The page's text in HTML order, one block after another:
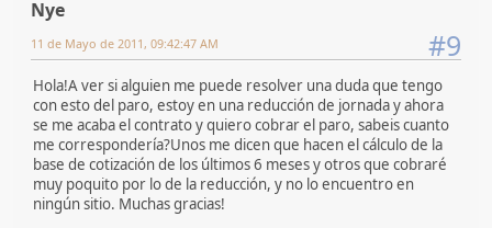
Nye
#9
11 de Mayo de 2011, 09:42:47 AM
Hola!A ver si alguien me puede resolver una duda que tengo
con esto del paro, estoy en una reducción de jornada y ahora
se me acaba el contrato y quiero cobrar el paro, sabeis cuanto
me correspondería?Unos me dicen que hacen el cálculo de la
base de cotización de los últimos 6 meses y otros que cobraré
muy poquito por lo de la reducción, y no lo encuentro en
ningún sitio. Muchas gracias!